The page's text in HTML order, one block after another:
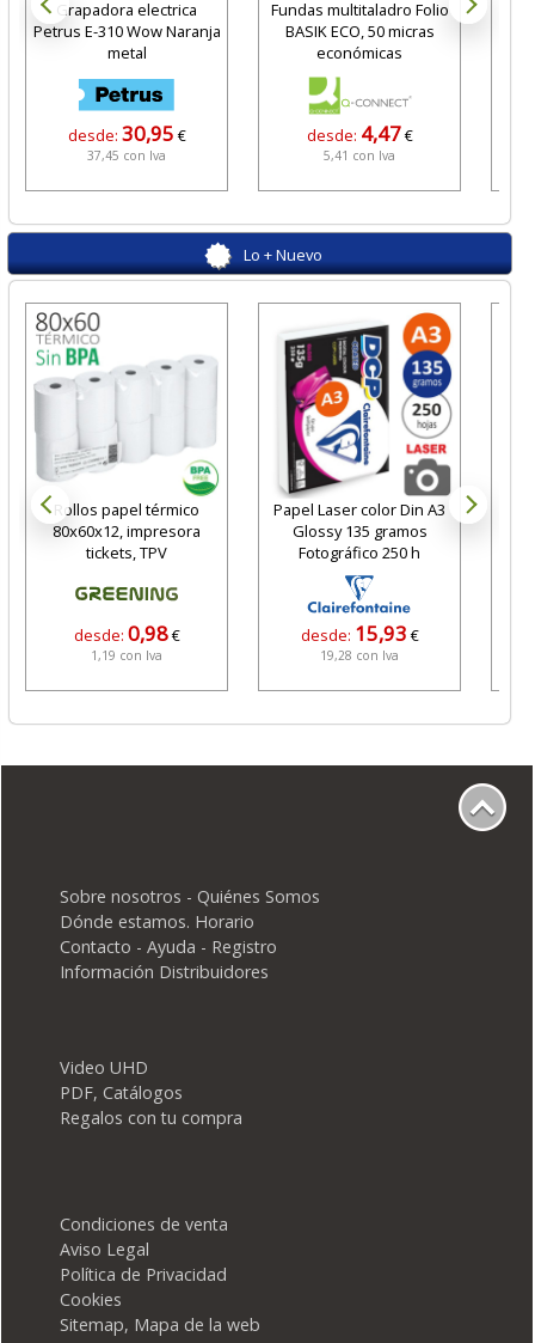
Grapadora electrica
Petrus E-310 Wow Naranja
metal
desde: 30,95 €
37,45 con Iva
Fundas multitaladro Folio
BASIK ECO, 50 micras
económicas
desde: 4,47€
5,41 con Iva
Lo + Nuevo
Rollos papel térmico
80x60x12, impresora
tickets, TPV
desde: 0,98€
1,19 con Iva
Papel Laser color Din A3
Glossy 135 gramos
Fotográfico 250 h
desde: 15,93 €
19,28 con Iva
Sobre nosotros - Quiénes Somos
Dónde estamos. Horario
Contacto - Ayuda - Registro
Información Distribuidores
Video UHD
PDF, Catálogos
Regalos con tu compra
Condiciones de venta
Aviso Legal
Política de Privacidad
Cookies
Sitemap, Mapa de la web